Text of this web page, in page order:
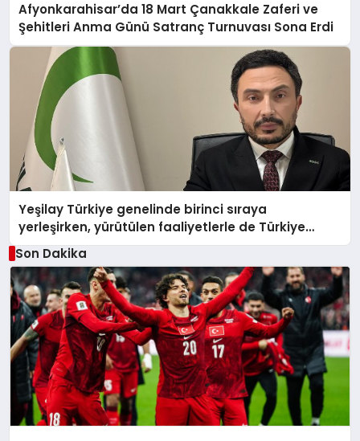
Afyonkarahisar’da 18 Mart Çanakkale Zaferi ve
Şehitleri Anma Günü Satranç Turnuvası Sona Erdi
Yeşilay Türkiye genelinde birinci sıraya
yerleşirken, yürütülen faaliyetlerle de Türkiye
üçüncüsü oldu.
Son Dakika